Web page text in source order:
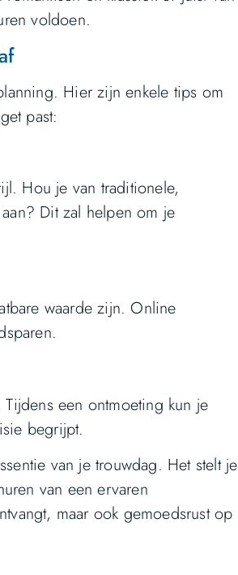
voldoen.
Hier zijn enkele tips om
past:
Hou je van traditionele,
Dit zal helpen om je
waarde zijn. Online
een ontmoeting kun je
begrijpt.
van je trouwdag. Het stelt je
van een ervaren
maar ook gemoedsrust op